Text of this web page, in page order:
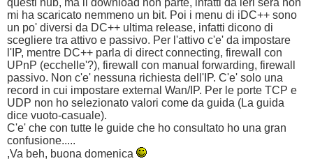
questi hub, ma il download non parte, infatti da ieri sera non
mi ha scaricato nemmeno un bit. Poi i menu di iDC++ sono
un po' diversi da DC++ ultima release, infatti dicono di
scegliere tra attivo e passivo. Per l'attivo c'e' da impostare
l'IP, mentre DC++ parla di direct connecting, firewall con
UPnP (ecchelle'?), firewall con manual forwarding, firewall
passivo. Non c'e' nessuna richiesta dell'IP. C'e' solo una
record in cui impostare external Wan/IP. Per le porte TCP e
UDP non ho selezionato valori come da guida (La guida
dice vuoto-casuale).
C'e' che con tutte le guide che ho consultato ho una gran
confusione.....
,Va beh, buona domenica